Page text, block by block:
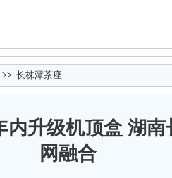
>> 长株潭茶座
内升级机顶盒 湖
网融合